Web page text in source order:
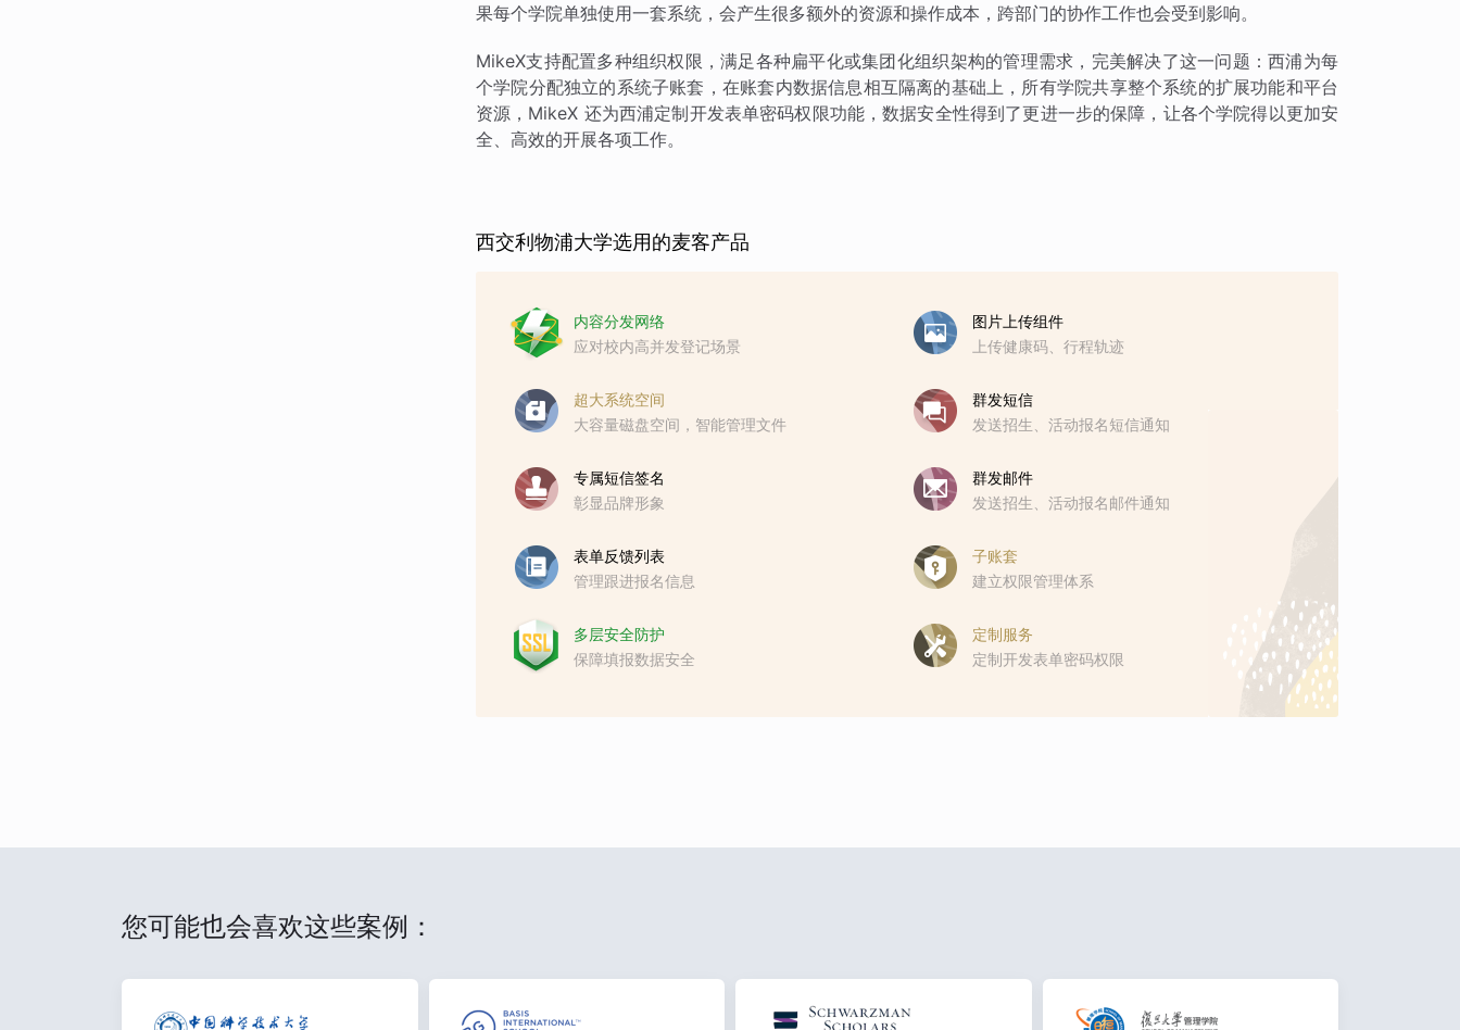
果每个学院单独使用一套系统，会产生很多额外的资源和操作成本，跨部门的协作工作也会受到影响。
MikeX支持配置多种组织权限，满足各种扁平化或集团化组织架构的管理需求，完美解决了这一问题：西浦为每
个学院分配独立的系统子账套，在账套内数据信息相互隔离的基础上，所有学院共享整个系统的扩展功能和平台
资源，MikeX 还为西浦定制开发表单密码权限功能，数据安全性得到了更进一步的保障，让各个学院得以更加安
全、高效的开展各项工作。
西交利物浦大学选用的麦客产品
内容分发网络
应对校内高并发登记场景
图片上传组件
上传健康码、行程轨迹
超大系统空间
大容量磁盘空间，智能管理文件
群发短信
发送招生、活动报名短信通知
专属短信签名
彰显品牌形象
群发邮件
发送招生、活动报名邮件通知
表单反馈列表
管理跟进报名信息
子账套
建立权限管理体系
多层安全防护
保障填报数据安全
定制服务
定制开发表单密码权限
您可能也会喜欢这些案例：